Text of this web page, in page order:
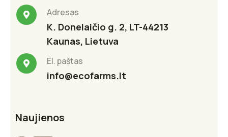
Adresas
K. Donelaičio g. 2, LT-44213
Kaunas, Lietuva
El. paštas
info@ecofarms.lt
Naujienos